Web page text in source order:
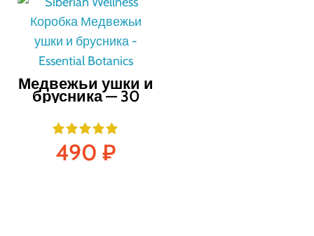
Медвежьи ушки и
брусника — 30
490 ₽